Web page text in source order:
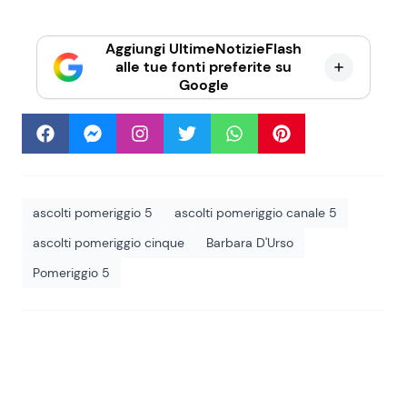
Aggiungi UltimeNotizieFlash
alle tue fonti preferite su
Google
ascolti pomeriggio 5
ascolti pomeriggio canale 5
ascolti pomeriggio cinque
Barbara D'Urso
Pomeriggio 5